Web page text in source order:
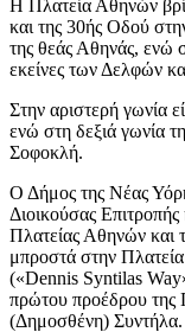
Η Πλατεία Αθηνών
και της 30ής Οδού
της θεάς Αθηνάς, ενώ
εκείνες των Δελφών
Στην αριστερή γωνία
ενώ στη δεξιά γωνία
Σοφοκλή.
Ο Δήμος της Νέας
Διοικούσας
Πλατείας Αθηνών και
μπροστά στην
(«Dennis Syntilas
πρώτου προέδρου της
(Δημοσθένη) Συντήλα.